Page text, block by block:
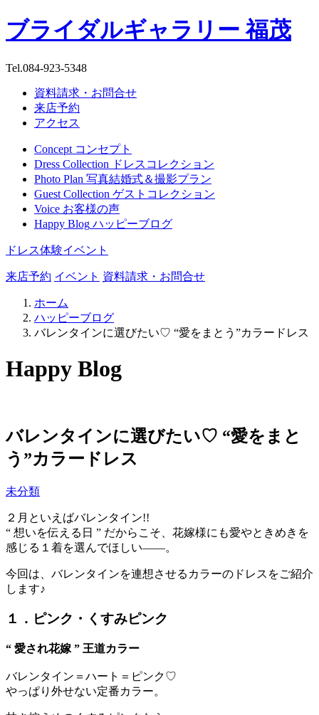
ブライダルギャラリー 福茂
Tel.084-923-5348
資料請求・お問合せ
来店予約
アクセス
Concept コンセプト
Dress Collection ドレスコレクション
Photo Plan 写真結婚式＆撮影プラン
Guest Collection ゲストコレクション
Voice お客様の声
Happy Blog ハッピーブログ
ドレス体験イベント
来店予約 イベント 資料請求・お問合せ
ホーム
ハッピーブログ
バレンタインに選びたい♡ “愛をまとう”カラードレス
Happy Blog
バレンタインに選びたい♡ “愛をまと
う”カラードレス
未分類
２月といえばバレンタイン!!
“ 想いを伝える日 ” だからこそ、花嫁様にも愛やときめきを
感じる１着を選んでほしい――。
今回は、バレンタインを連想させるカラーのドレスをご紹介
します♪
１．ピンク・くすみピンク
“ 愛され花嫁 ” 王道カラー
バレンタイン＝ハート＝ピンク♡
やっぱり外せない定番カラー。